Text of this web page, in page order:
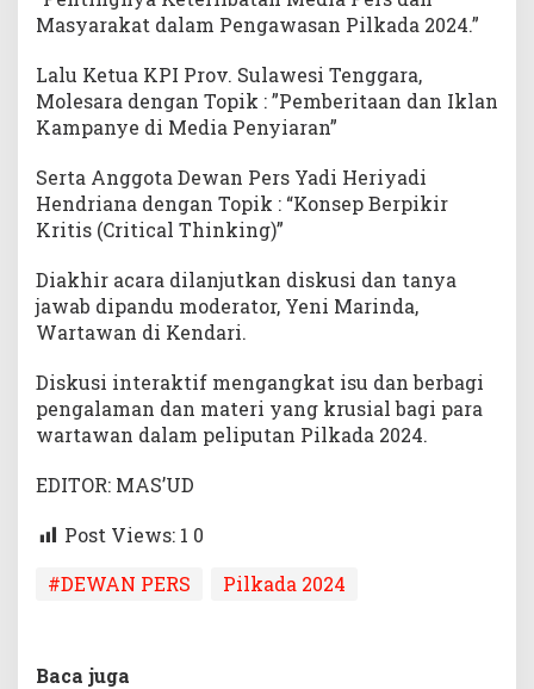
Masyarakat dalam Pengawasan Pilkada 2024.”
Lalu Ketua KPI Prov. Sulawesi Tenggara,
Molesara dengan Topik : ”Pemberitaan dan Iklan
Kampanye di Media Penyiaran”
Serta Anggota Dewan Pers Yadi Heriyadi
Hendriana dengan Topik : “Konsep Berpikir
Kritis (Critical Thinking)”
Diakhir acara dilanjutkan diskusi dan tanya
jawab dipandu moderator, Yeni Marinda,
Wartawan di Kendari.
Diskusi interaktif mengangkat isu dan berbagi
pengalaman dan materi yang krusial bagi para
wartawan dalam peliputan Pilkada 2024.
EDITOR: MAS’UD
Post Views: 1 0
#DEWAN PERS
Pilkada 2024
Baca juga